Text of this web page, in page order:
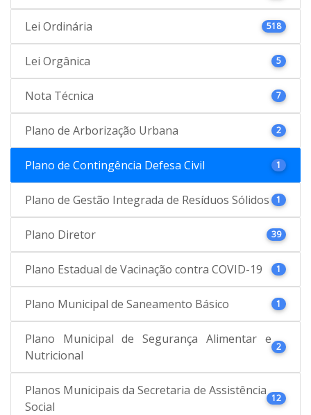
Lei Ordinária 518
Lei Orgânica 5
Nota Técnica 7
Plano de Arborização Urbana 2
Plano de Contingência Defesa Civil 1
Plano de Gestão Integrada de Resíduos Sólidos 1
Plano Diretor 39
Plano Estadual de Vacinação contra COVID-19 1
Plano Municipal de Saneamento Básico 1
Plano Municipal de Segurança Alimentar e
Nutricional
2
Planos Municipais da Secretaria de Assistência
Social
12